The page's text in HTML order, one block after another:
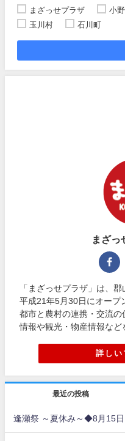
まざっせプラザ
小
玉川村
石川町
まざっ
「まざっせプラザ」は、
平成21年5月30日にオープ
都市と農村の連携・交流の
情報や観光・物産情報など
詳しい
最近の投稿
逢瀬祭 ～夏休み～◆8月15日